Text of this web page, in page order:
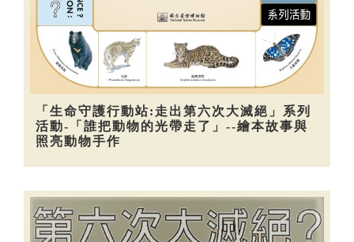
「生命守護行動站:走出第六次大滅絕」系列
活動-「誰把動物的光帶走了」--繪本故事與
照亮動物手作